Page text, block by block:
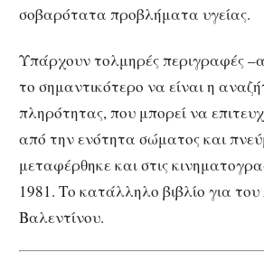
σοβαρότατα προβλήματα υγείας.
Υπάρχουν τολμηρές περιγραφές
το σημαντικότερο να είναι η
πληρότητας, που μπορεί να
από την ενότητα σώματος και
μεταφέρθηκε και στις
1981. Το κατάλληλο βιβλίο για του
Βαλεντίνου.